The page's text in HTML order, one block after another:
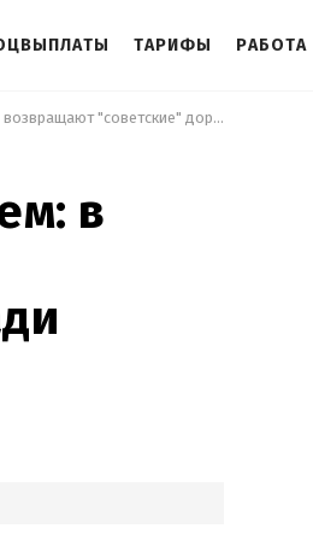
ТАРИФЫ РАБОТА
Денег не хватает совсем: в России возвращают "советские" дороги ради экономии
в